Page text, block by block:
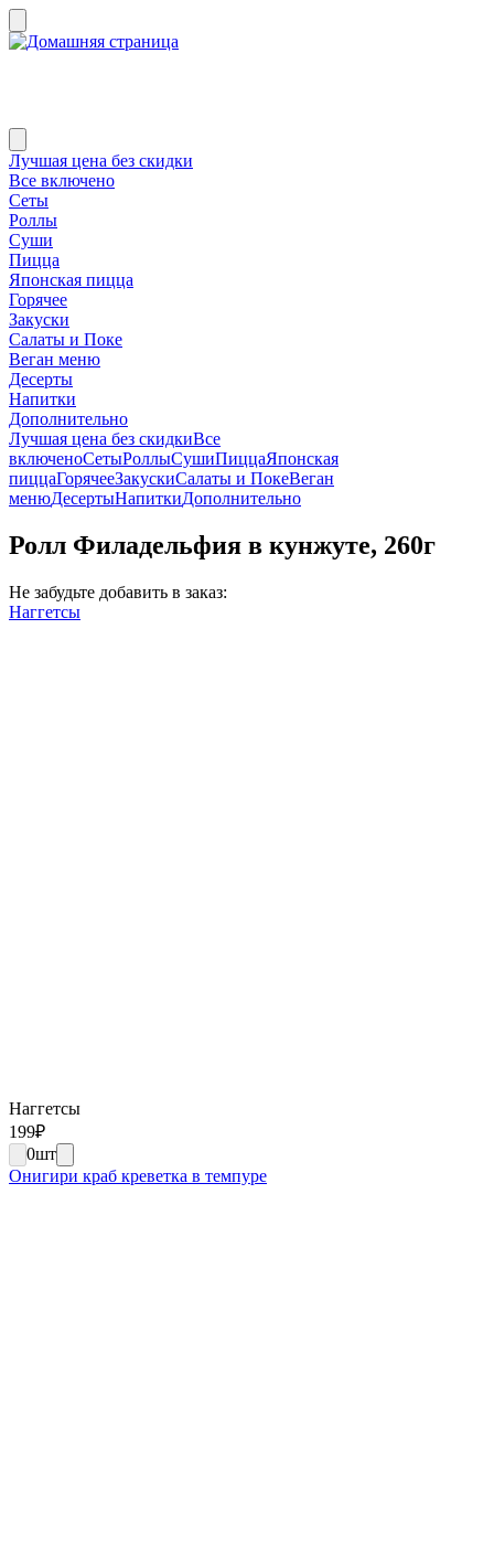
Лучшая цена без скидки
Все включено
Сеты
Роллы
Суши
Пицца
Японская пицца
Горячее
Закуски
Салаты и Поке
Веган меню
Десерты
Напитки
Дополнительно
Лучшая цена без скидкиВсе
включеноСетыРоллыСушиПиццаЯпонская
пиццаГорячееЗакускиСалаты и ПокеВеган
менюДесертыНапиткиДополнительно
Ролл Филадельфия в кунжуте, 260г
Не забудьте добавить в заказ:
Наггетсы
Наггетсы
199₽
0шт
Онигири краб креветка в темпуре